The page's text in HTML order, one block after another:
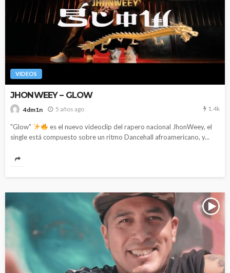
VIDEOS
JHONWEEY – GLOW
4dm1n 5 años ago 1.4k
"Glow"
es el nuevo videoclip del rapero nacional JhonWeey, el
single está compuesto sobre un ritmo Dancehall afroamericano, y...